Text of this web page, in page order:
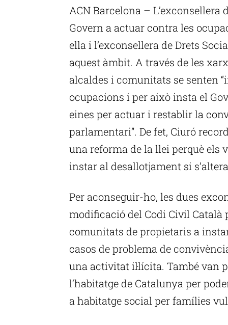
ACN Barcelona –
Govern a actuar contra les
ella i l’exconsellera de Drets
aquest àmbit. A través de les
alcaldes i comunitats se senten
ocupacions i per això insta el
eines per actuar i restablir la
parlamentari”. De fet, Ciuró
una reforma de la llei perquè els
instar al desallotjament si
Per aconseguir-ho, les dues
modificació del Codi Civil
comunitats de propietaris a
casos de problema de
una activitat il·lícita. També van
l’habitatge de Catalunya per
a habitatge social per famílies